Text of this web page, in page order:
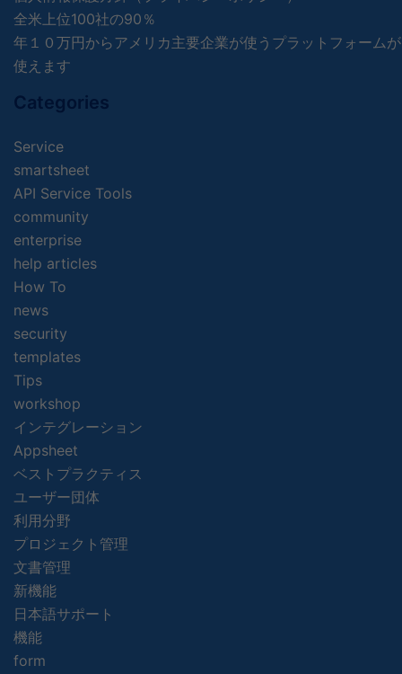
全米上位100社の90％
年１０万円からアメリカ主要企業が使うプラットフォームが
使えます
Categories
Service
smartsheet
API Service Tools
community
enterprise
help articles
How To
news
security
templates
Tips
workshop
インテグレーション
Appsheet
ベストプラクティス
ユーザー団体
利用分野
プロジェクト管理
文書管理
新機能
日本語サポート
機能
form